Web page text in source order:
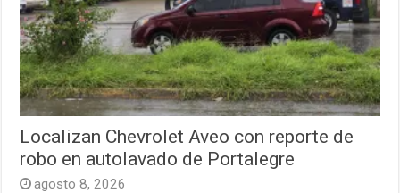
Localizan Chevrolet Aveo con reporte de
robo en autolavado de Portalegre
agosto 8, 2026